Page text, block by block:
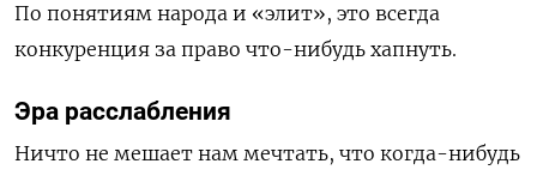
По понятиям народа и «элит», это всегда
конкуренция за право что-нибудь хапнуть.
Эра расслабления
Ничто не мешает нам мечтать, что когда-нибудь